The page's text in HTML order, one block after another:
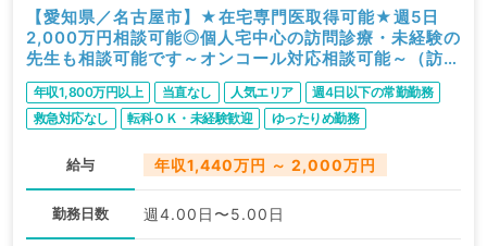
【愛知県／名古屋市】★在宅専門医取得可能★週5日
2,000万円相談可能◎個人宅中心の訪問診療・未経験の
先生も相談可能です～オンコール対応相談可能～（訪問
診療／常勤）
年収1,800万円以上 当直なし 人気エリア
週4日以下の常勤勤務
救急対応なし
転科ＯＫ・未経験歓迎
ゆったりめ勤務
給与 年収1,440万円 ～ 2,000万円
勤務日数 週4.00日〜5.00日